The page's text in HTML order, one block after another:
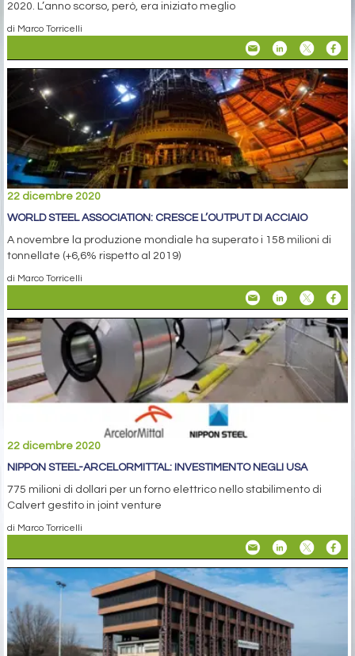
2020. L’anno scorso, però, era iniziato meglio
di Marco Torricelli
22 dicembre 2020
WORLD STEEL ASSOCIATION: CRESCE L’OUTPUT DI ACCIAIO
A novembre la produzione mondiale ha superato i 158 milioni di
tonnellate (+6,6% rispetto al 2019)
di Marco Torricelli
22 dicembre 2020
NIPPON STEEL-ARCELORMITTAL: INVESTIMENTO NEGLI USA
775 milioni di dollari per un forno elettrico nello stabilimento di
Calvert gestito in joint venture
di Marco Torricelli